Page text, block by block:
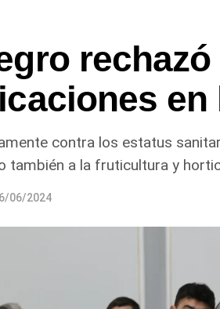
contra los estatus
también a la fruticultura y
06/2024